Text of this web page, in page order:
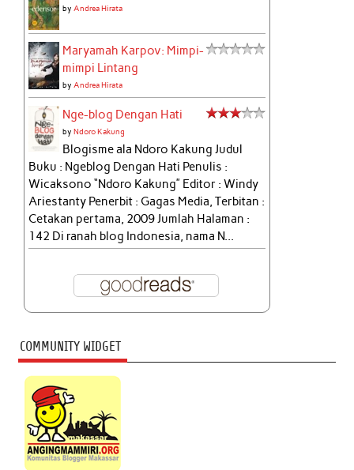
byAndrea Hirata
Maryamah Karpov: Mimpi-
mimpi Lintang
byAndrea Hirata
Nge-blog Dengan Hati
byNdoro Kakung
Blogisme ala Ndoro Kakung Judul
Buku : Ngeblog Dengan Hati Penulis :
Wicaksono “Ndoro Kakung” Editor : Windy
Ariestanty Penerbit : Gagas Media, Terbitan :
Cetakan pertama, 2009 Jumlah Halaman :
142 Di ranah blog Indonesia, nama N...
COMMUNITY WIDGET